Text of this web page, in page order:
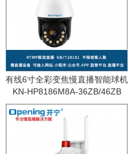
有线6寸全彩变焦慢直播智能球机
KN-HP8186M8A-36ZB/46ZB